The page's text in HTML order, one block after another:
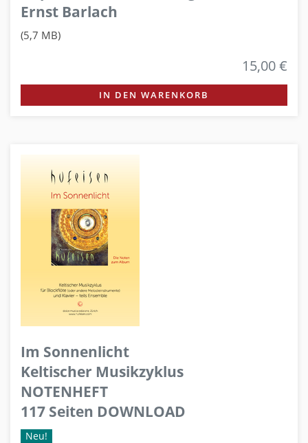
Ernst Barlach
(5,7 MB)
15,00 €
IN DEN WARENKORB
Im Sonnenlicht
Keltischer Musikzyklus
NOTENHEFT
117 Seiten DOWNLOAD
Neu!